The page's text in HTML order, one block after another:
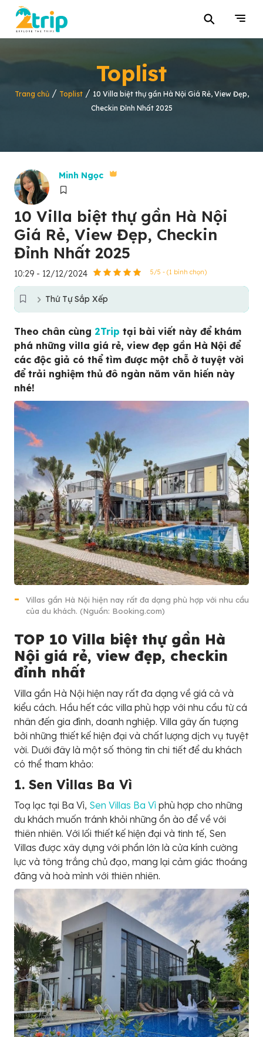
⚲
Toplist
Trang chủ/ Toplist/ 10 Villa biệt thự gần Hà Nội Giá Rẻ, View Đẹp,
Checkin Đỉnh Nhất 2025
Minh Ngọc
10 Villa biệt thự gần Hà Nội
Giá Rẻ, View Đẹp, Checkin
Đỉnh Nhất 2025
10:29 - 12/12/2024 5/5 - (1 bình chọn)
Thứ Tự Sắp Xếp
Theo chân cùng 2Trip tại bài viết này để khám
phá những villa giá rẻ, view đẹp gần Hà Nội để
các độc giả có thể tìm được một chỗ ở tuyệt vời
để trải nghiệm thủ đô ngàn năm văn hiến này
nhé!
Villas gần Hà Nội hiện nay rất đa dạng phù hợp với nhu cầu
của du khách. (Nguồn: Booking.com)
TOP 10 Villa biệt thự gần Hà
Nội giá rẻ, view đẹp, checkin
đỉnh nhất
Villa gần Hà Nội hiện nay rất đa dạng về giá cả và
kiểu cách. Hầu hết các villa phù hợp với nhu cầu từ cá
nhân đến gia đình, doanh nghiệp. Villa gây ấn tượng
bởi những thiết kế hiện đại và chất lượng dịch vụ tuyệt
vời. Dưới đây là một số thông tin chi tiết để du khách
có thể tham khảo:
1. Sen Villas Ba Vì
Toạ lạc tại Ba Vì, Sen Villas Ba Vì phù hợp cho những
du khách muốn tránh khỏi những ồn ào để về với
thiên nhiên. Với lối thiết kế hiện đại và tinh tế, Sen
Villas được xây dựng với phần lớn là cửa kính cường
lực và tông trắng chủ đạo, mang lại cảm giác thoáng
đãng và hoà mình với thiên nhiên.